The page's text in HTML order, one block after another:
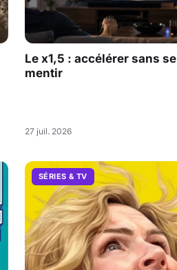
Le x1,5 : accélérer sans se
mentir
27 juil. 2026
SÉRIES & TV